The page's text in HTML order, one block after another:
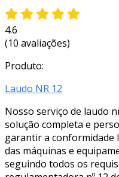
4.6
(10 avaliações)
Produto:
Laudo NR 12
Nosso serviço de laudo
solução completa e
garantir a conformidade
das máquinas e
seguindo todos os